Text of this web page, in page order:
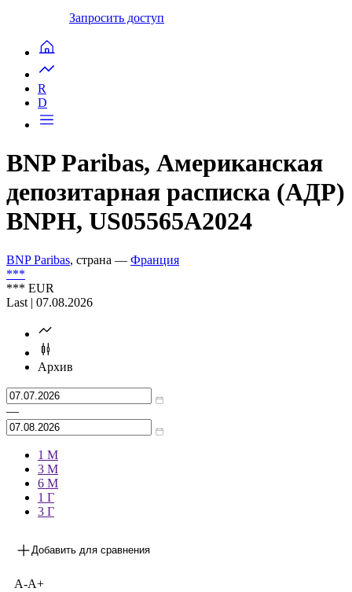
Запросить доступ
R
D
BNP Paribas, Американская
депозитарная расписка (АДР)
BNPH, US05565A2024
BNP Paribas, страна — Франция
***
*** EUR
Last | 07.08.2026
Архив
—
1 М
3 М
6 М
1 Г
3 Г
Добавить для сравнения